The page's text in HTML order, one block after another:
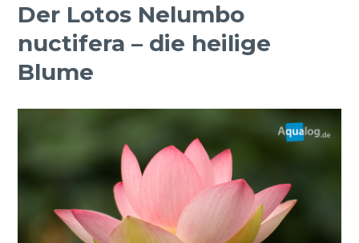
Der Lotos Nelumbo
nuctifera – die heilige
Blume